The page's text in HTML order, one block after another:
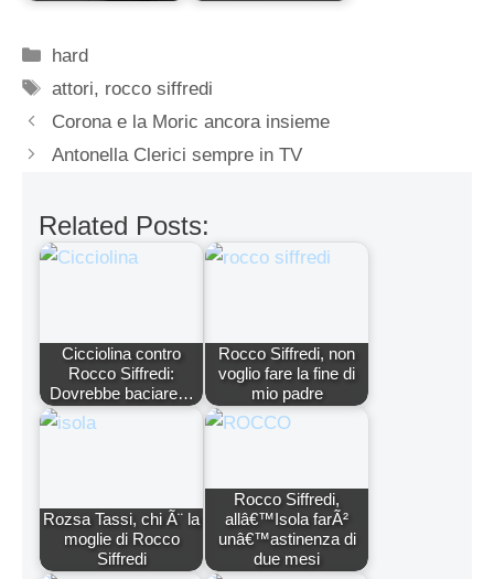
Categorie
hard
Tag
attori, rocco siffredi
Corona e la Moric ancora insieme
Antonella Clerici sempre in TV
Related Posts:
Cicciolina contro
Rocco Siffredi:
Dovrebbe baciare…
Rocco Siffredi, non
voglio fare la fine di
mio padre
Rozsa Tassi, chi Ã¨ la
moglie di Rocco
Siffredi
Rocco Siffredi,
allâ€™Isola farÃ²
unâ€™astinenza di
due mesi